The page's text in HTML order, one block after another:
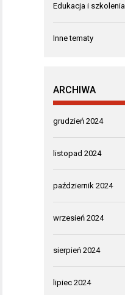
Edukacja i szkolenia
Inne tematy
ARCHIWA
grudzień 2024
listopad 2024
październik 2024
wrzesień 2024
sierpień 2024
lipiec 2024